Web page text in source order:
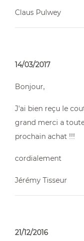
Claus Pulwey
14/03/2017
Bonjour,
J'ai bien reçu le
grand merci a
prochain achat !!!
cordialement
Jérémy Tisseur
21/12/2016